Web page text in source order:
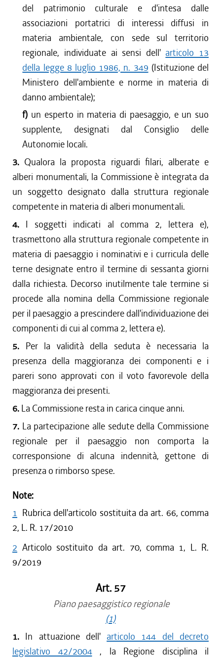
del patrimonio culturale e d'intesa dalle
associazioni portatrici di interessi diffusi in
materia ambientale, con sede sul territorio
regionale, individuate ai sensi dell' articolo 13
della legge 8 luglio 1986, n. 349 (Istituzione del
Ministero dell'ambiente e norme in materia di
danno ambientale);
f) un esperto in materia di paesaggio, e un suo
supplente, designati dal Consiglio delle
Autonomie locali.
3. Qualora la proposta riguardi filari, alberate e
alberi monumentali, la Commissione è integrata da
un soggetto designato dalla struttura regionale
competente in materia di alberi monumentali.
4. I soggetti indicati al comma 2, lettera e),
trasmettono alla struttura regionale competente in
materia di paesaggio i nominativi e i curricula delle
terne designate entro il termine di sessanta giorni
dalla richiesta. Decorso inutilmente tale termine si
procede alla nomina della Commissione regionale
per il paesaggio a prescindere dall'individuazione dei
componenti di cui al comma 2, lettera e).
5. Per la validità della seduta è necessaria la
presenza della maggioranza dei componenti e i
pareri sono approvati con il voto favorevole della
maggioranza dei presenti.
6. La Commissione resta in carica cinque anni.
7. La partecipazione alle sedute della Commissione
regionale per il paesaggio non comporta la
corresponsione di alcuna indennità, gettone di
presenza o rimborso spese.
Note:
1 Rubrica dell'articolo sostituita da art. 66, comma
2, L. R. 17/2010
2 Articolo sostituito da art. 70, comma 1, L. R.
9/2019
Art. 57
Piano paesaggistico regionale
(1)
1. In attuazione dell' articolo 144 del decreto
legislativo 42/2004, la Regione disciplina il